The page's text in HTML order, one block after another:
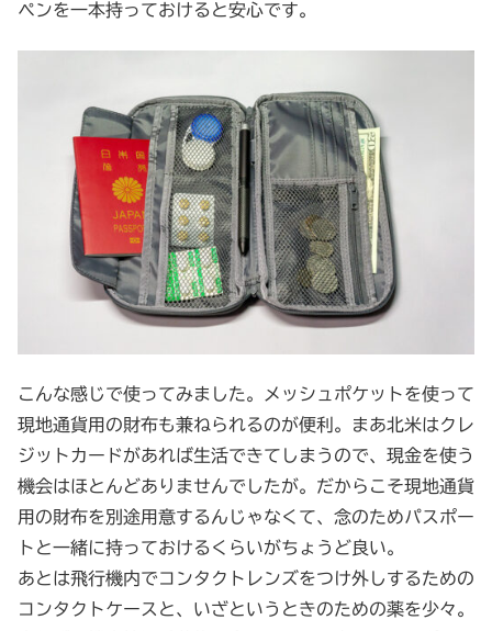
ペンを一本持っておけると安心です。
こんな感じで使ってみました。メッシュポケットを使って
現地通貨用の財布も兼ねられるのが便利。まあ北米はクレ
ジットカードがあれば生活できてしまうので、現金を使う
機会はほとんどありませんでしたが。だからこそ現地通貨
用の財布を別途用意するんじゃなくて、念のためパスポー
トと一緒に持っておけるくらいがちょうど良い。
あとは飛行機内でコンタクトレンズをつけ外しするための
コンタクトケースと、いざというときのための薬を少々。